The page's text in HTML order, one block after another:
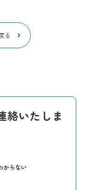
る
絡いたしま
からない